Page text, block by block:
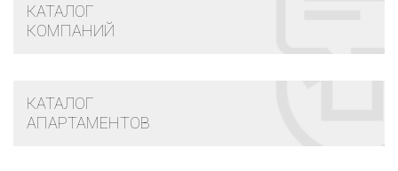
КАТАЛОГ
КОМПАНИЙ
КАТАЛОГ
АПАРТАМЕНТОВ